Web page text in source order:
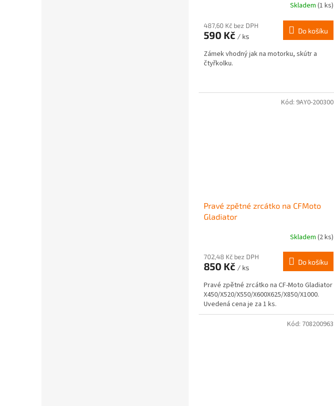
Skladem (1 ks)
487,60 Kč bez DPH
590 Kč / ks
Do košíku
Zámek vhodný jak na motorku, skútr a
čtyřkolku.
Pravé zpětné zrcátko na CFMoto
Gladiator
Skladem (2 ks)
702,48 Kč bez DPH
850 Kč / ks
Do košíku
Pravé zpětné zrcátko na CF-Moto Gladiator
X450/X520/X550/X600X625/X850/X1000.
Uvedená cena je za 1 ks.
Kód: 9AY0-200300
Kód: 708200963